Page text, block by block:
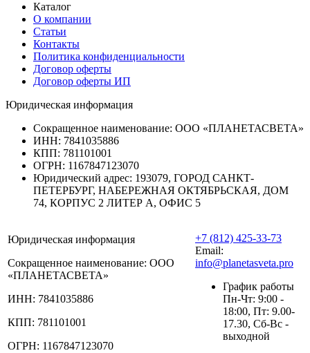
Каталог
О компании
Статьи
Контакты
Политика конфиденциальности
Договор оферты
Договор оферты ИП
Юридическая информация
Сокращенное наименование: ООО «ПЛАНЕТАСВЕТА»
ИНН: 7841035886
КПП: 781101001
ОГРН: 1167847123070
Юридический адрес: 193079, ГОРОД САНКТ-
ПЕТЕРБУРГ, НАБЕРЕЖНАЯ ОКТЯБРЬСКАЯ, ДОМ
74, КОРПУС 2 ЛИТЕР А, ОФИС 5
Юридическая информация
Сокращенное наименование: ООО
«ПЛАНЕТАСВЕТА»
ИНН: 7841035886
КПП: 781101001
ОГРН: 1167847123070
+7 (812) 425-33-73
Email:
info@planetasveta.pro
График работы
Пн-Чт: 9:00 -
18:00, Пт: 9.00-
17.30, Сб-Вс -
выходной